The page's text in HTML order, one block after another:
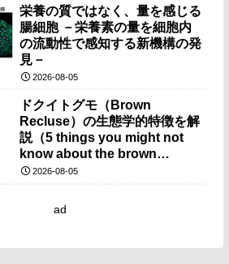
栄養の質ではなく、量を感じる
腸細胞 －栄養素の量を細胞内
の流動性で感知する新機構の発
見－
2026-08-05
ドクイトグモ（Brown
Recluse）の生態学的特徴を解
説（5 things you might not
know about the brown
recluse）
2026-08-05
ad